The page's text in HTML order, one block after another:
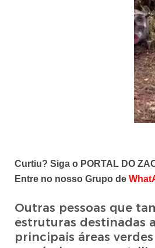
Curtiu? Siga o PORTAL DO
Entre no nosso Grupo de
Outras pessoas que
estruturas destinadas
principais áreas